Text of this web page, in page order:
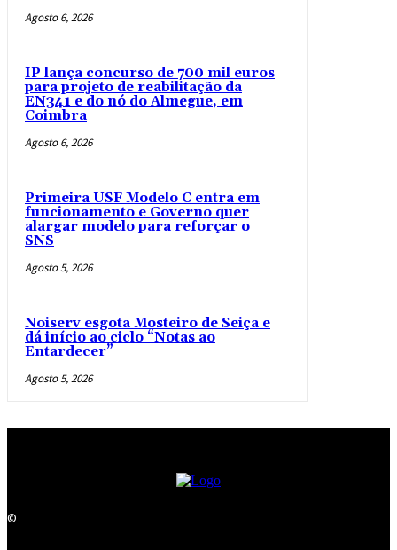
Agosto 6, 2026
IP lança concurso de 700 mil euros
para projeto de reabilitação da
EN341 e do nó do Almegue, em
Coimbra
Agosto 6, 2026
Primeira USF Modelo C entra em
funcionamento e Governo quer
alargar modelo para reforçar o
SNS
Agosto 5, 2026
Noiserv esgota Mosteiro de Seiça e
dá início ao ciclo “Notas ao
Entardecer”
Agosto 5, 2026
©